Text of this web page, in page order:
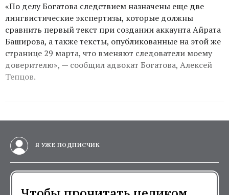
«По делу Богатова следствием назначены еще две
лингвистические экспертизы, которые должны
сравнить первый текст при создании аккаунта Айрата
Баширова, а также тексты, опубликованные на этой же
странице 29 марта, что вменяют следователи моему
доверителю», — сообщил адвокат Богатова, Алексей
Тепцов.
Я УЖЕ ПОДПИСЧИК